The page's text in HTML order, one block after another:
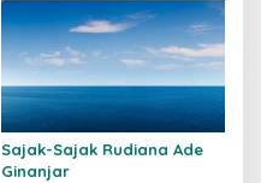
Sajak-Sajak Rudiana Ade
Ginanjar